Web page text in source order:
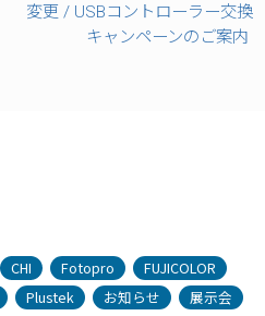
変更 / USBコントローラー交換
キャンペーンのご案内
CHI Fotopro
FUJICOLOR
Plustek お知らせ
展示会